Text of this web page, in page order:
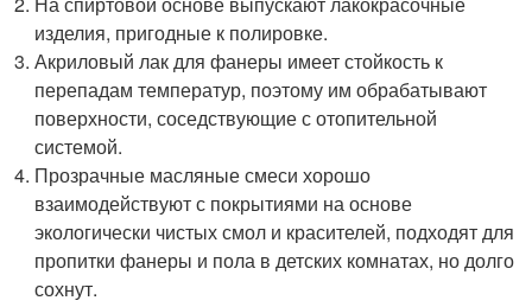
изделия, пригодные к полировке.
Акриловый лак для фанеры имеет стойкость к
перепадам температур, поэтому им обрабатывают
поверхности, соседствующие с отопительной
системой.
Прозрачные масляные смеси хорошо
взаимодействуют с покрытиями на основе
экологически чистых смол и красителей, подходят для
пропитки фанеры и пола в детских комнатах, но долго
сохнут.